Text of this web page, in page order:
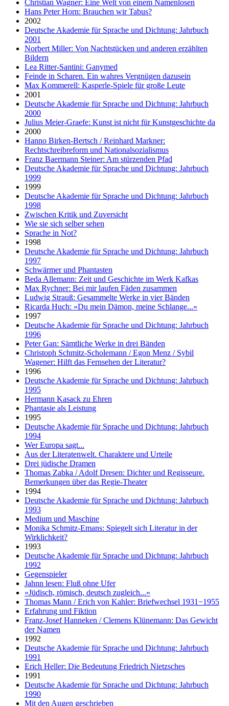
Christian Wagner: Eine Welt von einem Namenlosen
Hans Peter Horn: Brauchen wir Tabus?
2002
Deutsche Akademie für Sprache und Dichtung: Jahrbuch
2001
Norbert Miller: Von Nachtstücken und anderen erzählten
Bildern
Lea Ritter-Santini: Ganymed
Feinde in Scharen. Ein wahres Vergnügen dazusein
Max Kommerell: Kasperle-Spiele für große Leute
2001
Deutsche Akademie für Sprache und Dichtung: Jahrbuch
2000
Julius Meier-Graefe: Kunst ist nicht für Kunstgeschichte da
2000
Hanno Birken-Bertsch / Reinhard Markner:
Rechtschreibreform und Nationalsozialismus
Franz Baermann Steiner: Am stürzenden Pfad
Deutsche Akademie für Sprache und Dichtung: Jahrbuch
1999
1999
Deutsche Akademie für Sprache und Dichtung: Jahrbuch
1998
Zwischen Kritik und Zuversicht
Wie sie sich selber sehen
Sprache in Not?
1998
Deutsche Akademie für Sprache und Dichtung: Jahrbuch
1997
Schwärmer und Phantasten
Beda Allemann: Zeit und Geschichte im Werk Kafkas
Max Rychner: Bei mir laufen Fäden zusammen
Ludwig Strauß: Gesammelte Werke in vier Bänden
Ricarda Huch: »Du mein Dämon, meine Schlange...«
1997
Deutsche Akademie für Sprache und Dichtung: Jahrbuch
1996
Peter Gan: Sämtliche Werke in drei Bänden
Christoph Schmitz-Scholemann / Egon Menz / Sybil
Wagener: Hilft das Fernsehen der Literatur?
1996
Deutsche Akademie für Sprache und Dichtung: Jahrbuch
1995
Hermann Kasack zu Ehren
Phantasie als Leistung
1995
Deutsche Akademie für Sprache und Dichtung: Jahrbuch
1994
Wer Europa sagt...
Aus der Literatenwelt. Charaktere und Urteile
Drei jüdische Dramen
Thomas Zabka / Adolf Dresen: Dichter und Regisseure.
Bemerkungen über das Regie-Theater
1994
Deutsche Akademie für Sprache und Dichtung: Jahrbuch
1993
Medium und Maschine
Monika Schmitz-Emans: Spiegelt sich Literatur in der
Wirklichkeit?
1993
Deutsche Akademie für Sprache und Dichtung: Jahrbuch
1992
Gegenspieler
Jahnn lesen: Fluß ohne Ufer
»Jüdisch, römisch, deutsch zugleich...«
Thomas Mann / Erich von Kahler: Briefwechsel 1931−1955
Erfahrung und Fiktion
Franz-Josef Hanneken / Clemens Klünemann: Das Gewicht
der Namen
1992
Deutsche Akademie für Sprache und Dichtung: Jahrbuch
1991
Erich Heller: Die Bedeutung Friedrich Nietzsches
1991
Deutsche Akademie für Sprache und Dichtung: Jahrbuch
1990
Mit den Augen geschrieben